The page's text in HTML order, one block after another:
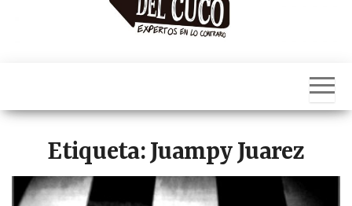
Etiqueta:Juampy Juarez